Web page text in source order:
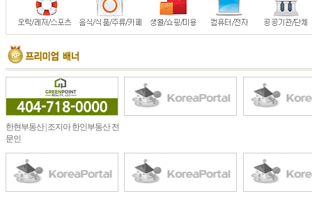
한현부동산 | 조지아 한인부동산 전
문인